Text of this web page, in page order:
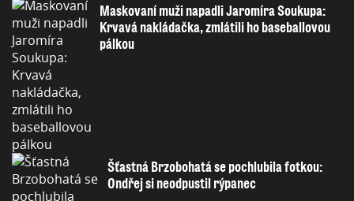
Maskovaní muži napadli Jaromíra Soukupa:
Krvavá nakládačka, zmlátili ho baseballovou
pálkou
Šťastná Brzobohatá se pochlubila fotkou:
Ondřej si neodpustil rýpanec